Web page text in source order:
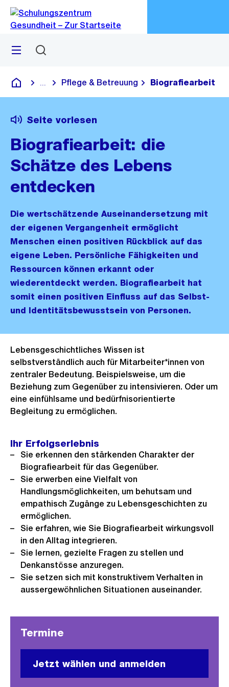
Navigation
Sprunglink
Menü
Schulungszentrum Gesundheit
Blende alle Breadcrumbs ein
Pflege & Betreuung Biografiearbeit
Seite vorlesen
Biografiearbeit: die
Schätze des Lebens
entdecken
Die wertschätzende Auseinandersetzung mit
der eigenen Vergangenheit ermöglicht
Menschen einen positiven Rückblick auf das
eigene Leben. Persönliche Fähigkeiten und
Ressourcen können erkannt oder
wiederentdeckt werden. Biografiearbeit hat
somit einen positiven Einfluss auf das Selbst-
und Identitätsbewusstsein von Personen.
Lebensgeschichtliches Wissen ist
selbstverständlich auch für Mitarbeiter*innen von
zentraler Bedeutung. Beispielsweise, um die
Beziehung zum Gegenüber zu intensivieren. Oder um
eine einfühlsame und bedürfnisorientierte
Begleitung zu ermöglichen.
Ihr Erfolgserlebnis
Sie erkennen den stärkenden Charakter der
Biografiearbeit für das Gegenüber.
Sie erwerben eine Vielfalt von
Handlungsmöglichkeiten, um behutsam und
empathisch Zugänge zu Lebensgeschichten zu
ermöglichen.
Sie erfahren, wie Sie Biografiearbeit wirkungsvoll
in den Alltag integrieren.
Sie lernen, gezielte Fragen zu stellen und
Denkanstösse anzuregen.
Sie setzen sich mit konstruktivem Verhalten in
aussergewöhnlichen Situationen auseinander.
Termine
Jetzt wählen und anmelden